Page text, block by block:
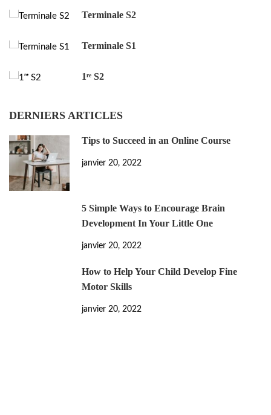
Terminale S2
Terminale S1
1ʳᵉ S2
DERNIERS ARTICLES
Tips to Succeed in an Online Course
janvier 20, 2022
5 Simple Ways to Encourage Brain
Development In Your Little One
janvier 20, 2022
How to Help Your Child Develop Fine
Motor Skills
janvier 20, 2022